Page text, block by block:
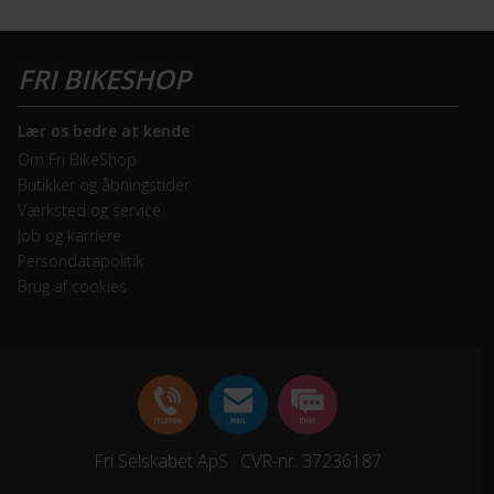
Lær os bedre at kende
Om Fri BikeShop
Butikker og åbningstider
Værksted og service
Job og karriere
Persondatapolitik
Brug af cookies
Fri Selskabet ApS · CVR-nr. 37236187